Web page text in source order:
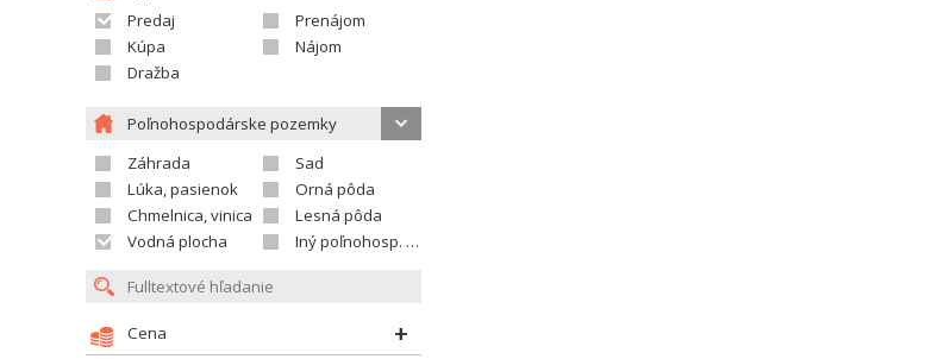
Predaj
Prenájom
Kúpa
Nájom
Dražba
Poľnohospodárske pozemky
Záhrada
Sad
Lúka, pasienok
Orná pôda
Chmelnica, vinica
Lesná pôda
Vodná plocha
Iný poľnohosp. pozemok
Cena